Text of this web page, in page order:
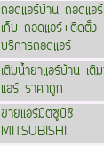
ถอดแอร์บ้าน ถอดแอร์
เก็บ ถอดแอร์+ติดตั้ง
บริการถอดแอร์
เติมน้ำยาแอร์บ้าน เติ
แอร์ ราคาถูก
ขายแอร์มิตซูบิชิ
MITSUBISHI